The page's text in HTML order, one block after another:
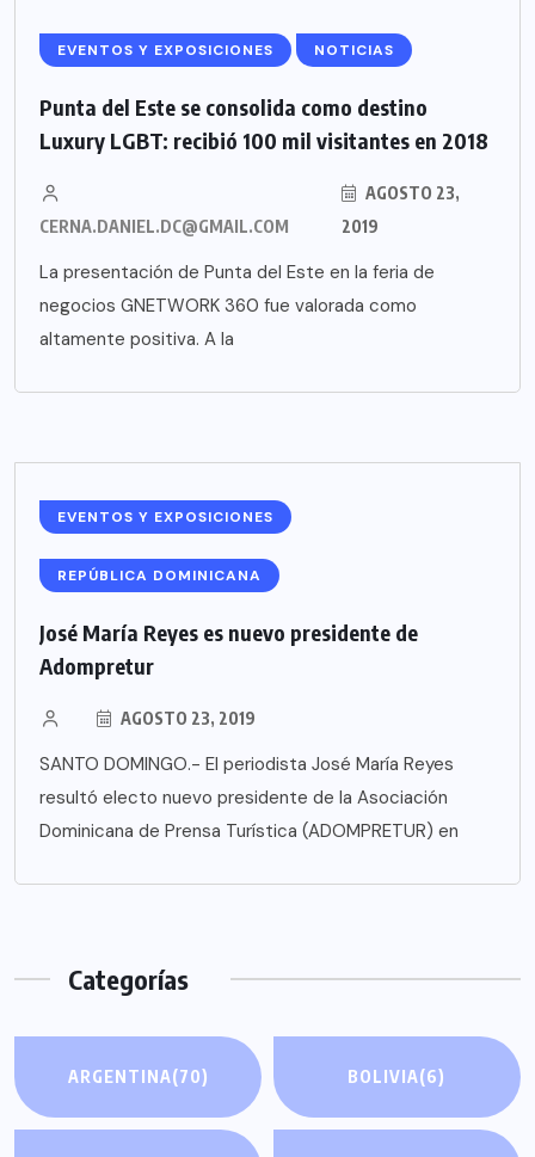
EVENTOS Y EXPOSICIONES NOTICIAS
Punta del Este se consolida como destino
Luxury LGBT: recibió 100 mil visitantes en 2018
CERNA.DANIEL.DC@GMAIL.COM
AGOSTO 23,
2019
La presentación de Punta del Este en la feria de
negocios GNETWORK 360 fue valorada como
altamente positiva. A la
EVENTOS Y EXPOSICIONES
REPÚBLICA DOMINICANA
José María Reyes es nuevo presidente de
Adompretur
AGOSTO 23, 2019
SANTO DOMINGO.- El periodista José María Reyes
resultó electo nuevo presidente de la Asociación
Dominicana de Prensa Turística (ADOMPRETUR) en
Categorías
ARGENTINA(70) BOLIVIA(6)